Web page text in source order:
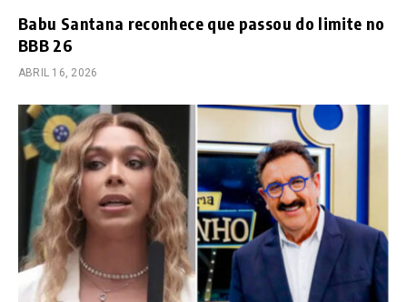
Babu Santana reconhece que passou do limite no
BBB 26
ABRIL 16, 2026